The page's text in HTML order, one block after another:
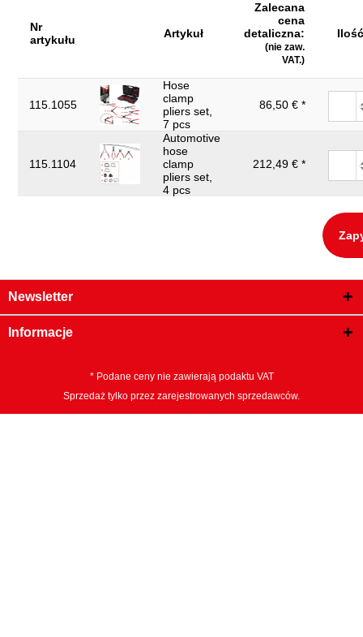
Uchwyt: uchwyt izolowany zanurzeniowo
Wielkość szczęk (A) w
mm:
0-38
zakres zastosowań
do otwierania i zamykania zacisków typu
Cobra
Nr
artykułu
Artykuł
Zalecana
cena
detaliczna:
(nie zaw.
VAT.)
Ilość
115.1055
Hose
clamp
pliers set,
7 pcs
86,50 € *
115.1104
Automotive
hose
clamp
pliers set,
4 pcs
212,49 € *
Newsletter
Informacje
* Podane ceny nie zawierają podaktu VAT
Sprzedaż tylko przez zarejestrowanych sprzedawców.